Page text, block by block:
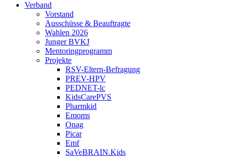
Verband
Vorstand
Ausschüsse & Beauftragte
Wahlen 2026
Junger BVKJ
Mentoringprogramm
Projekte
RSV-Eltern-Befragung
PREV-HPV
PEDNET-lc
KidsCarePVS
Pharmkid
Emoms
Onag
Picar
Emf
SaVeBRAIN.Kids